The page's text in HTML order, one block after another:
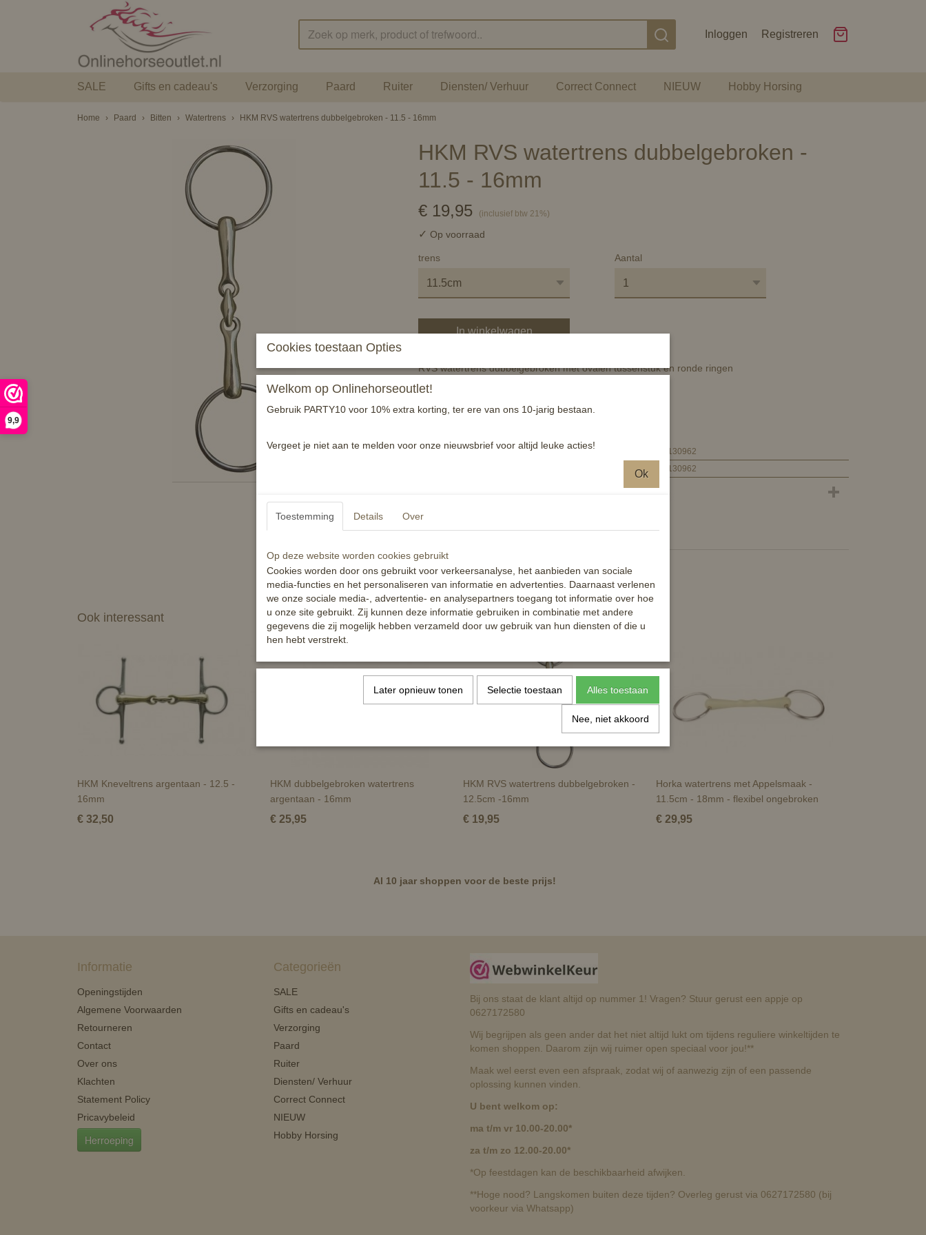
9,9
Inloggen Registreren
SALE Gifts en cadeau's Verzorging Paard Ruiter Diensten/ Verhuur Correct Connect NIEUW Hobby Horsing
Home › Paard › Bitten › Watertrens › HKM RVS watertrens dubbelgebroken - 11.5 - 16mm
HKM RVS watertrens dubbelgebroken -
11.5 - 16mm
€ 19,95 (inclusief btw 21%)
✓ Op voorraad
trens Aantal
In winkelwagen
RVS watertrens dubbelgebroken met ovalen tussenstuk en ronde ringen
Dikte: 16MM
Productcode
4000315130962
4000315130962
Ook interessant
HKM Kneveltrens argentaan - 12.5 -
16mm
€ 32,50
HKM dubbelgebroken watertrens
argentaan - 16mm
€ 25,95
HKM RVS watertrens dubbelgebroken -
12.5cm -16mm
€ 19,95
Horka watertrens met Appelsmaak -
11.5cm - 18mm - flexibel ongebroken
€ 29,95
Al 10 jaar shoppen voor de beste prijs!
Informatie
Openingstijden
Algemene Voorwaarden
Retourneren
Contact
Over ons
Klachten
Statement Policy
Pricavybeleid
Herroeping
Categorieën
SALE
Gifts en cadeau's
Verzorging
Paard
Ruiter
Diensten/ Verhuur
Correct Connect
NIEUW
Hobby Horsing
Bij ons staat de klant altijd op nummer 1! Vragen? Stuur gerust een appje op
0627172580
Wij begrijpen als geen ander dat het niet altijd lukt om tijdens reguliere winkeltijden te
komen shoppen. Daarom zijn wij ruimer open speciaal voor jou!**
Maak wel eerst even een afspraak, zodat wij of aanwezig zijn of een passende
oplossing kunnen vinden.
U bent welkom op:
ma t/m vr 10.00-20.00*
za t/m zo 12.00-20.00*
*Op feestdagen kan de beschikbaarheid afwijken.
**Hoge nood? Langskomen buiten deze tijden? Overleg gerust via 0627172580 (bij
voorkeur via Whatsapp)
Cookies toestaan Opties
Welkom op Onlinehorseoutlet!
Gebruik PARTY10 voor 10% extra korting, ter ere van ons 10-jarig bestaan.
Vergeet je niet aan te melden voor onze nieuwsbrief voor altijd leuke acties!
Ok
Toestemming Details Over
Op deze website worden cookies gebruikt
Cookies worden door ons gebruikt voor verkeersanalyse, het aanbieden van sociale
media-functies en het personaliseren van informatie en advertenties. Daarnaast verlenen
we onze sociale media-, advertentie- en analysepartners toegang tot informatie over hoe
u onze site gebruikt. Zij kunnen deze informatie gebruiken in combinatie met andere
gegevens die zij mogelijk hebben verzameld door uw gebruik van hun diensten of die u
hen hebt verstrekt.
Later opnieuw tonen Selectie toestaan Alles toestaan
Nee, niet akkoord